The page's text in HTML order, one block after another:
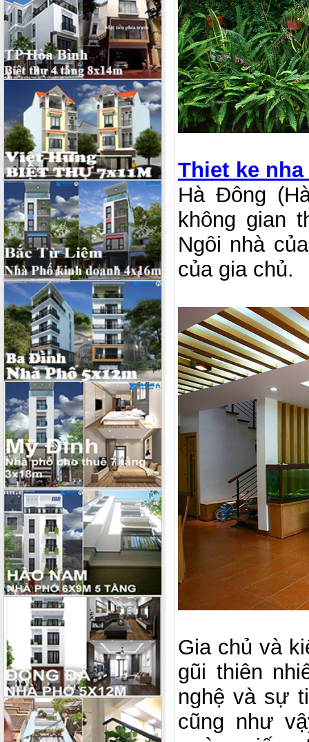
Thiet ke
Hà Đông
không gian
Ngôi nhà
của gia chủ.
Gia chủ và
gũi thiên
nghệ và sự
cũng như